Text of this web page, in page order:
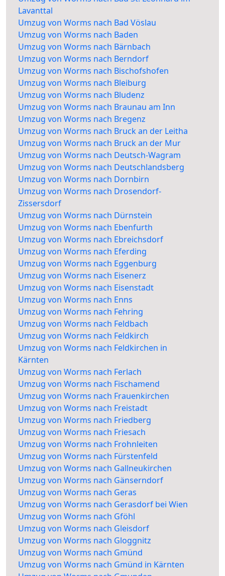
Lavanttal
Umzug von Worms nach Bad Vöslau
Umzug von Worms nach Baden
Umzug von Worms nach Bärnbach
Umzug von Worms nach Berndorf
Umzug von Worms nach Bischofshofen
Umzug von Worms nach Bleiburg
Umzug von Worms nach Bludenz
Umzug von Worms nach Braunau am Inn
Umzug von Worms nach Bregenz
Umzug von Worms nach Bruck an der Leitha
Umzug von Worms nach Bruck an der Mur
Umzug von Worms nach Deutsch-Wagram
Umzug von Worms nach Deutschlandsberg
Umzug von Worms nach Dornbirn
Umzug von Worms nach Drosendorf-
Zissersdorf
Umzug von Worms nach Dürnstein
Umzug von Worms nach Ebenfurth
Umzug von Worms nach Ebreichsdorf
Umzug von Worms nach Eferding
Umzug von Worms nach Eggenburg
Umzug von Worms nach Eisenerz
Umzug von Worms nach Eisenstadt
Umzug von Worms nach Enns
Umzug von Worms nach Fehring
Umzug von Worms nach Feldbach
Umzug von Worms nach Feldkirch
Umzug von Worms nach Feldkirchen in
Kärnten
Umzug von Worms nach Ferlach
Umzug von Worms nach Fischamend
Umzug von Worms nach Frauenkirchen
Umzug von Worms nach Freistadt
Umzug von Worms nach Friedberg
Umzug von Worms nach Friesach
Umzug von Worms nach Frohnleiten
Umzug von Worms nach Fürstenfeld
Umzug von Worms nach Gallneukirchen
Umzug von Worms nach Gänserndorf
Umzug von Worms nach Geras
Umzug von Worms nach Gerasdorf bei Wien
Umzug von Worms nach Gföhl
Umzug von Worms nach Gleisdorf
Umzug von Worms nach Gloggnitz
Umzug von Worms nach Gmünd
Umzug von Worms nach Gmünd in Kärnten